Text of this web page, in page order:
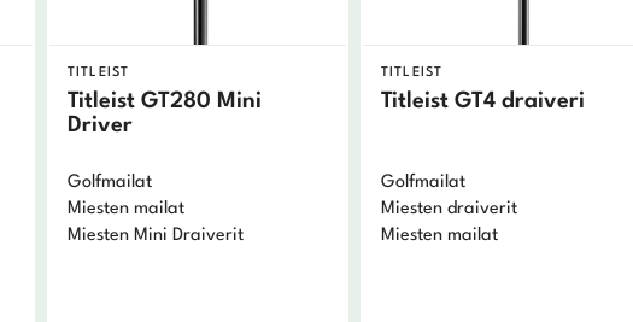
TITLEIST
Titleist GT280 Mini
Driver
Golfmailat
Miesten mailat
Miesten Mini Draiverit
TITLEIST
Titleist GT4 draiveri
Golfmailat
Miesten draiverit
Miesten mailat